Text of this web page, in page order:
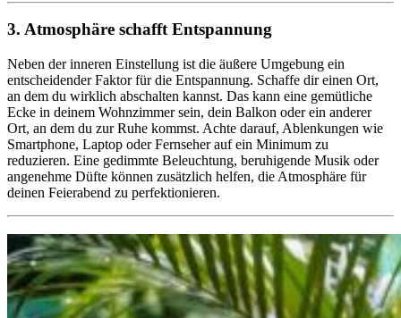
3. Atmosphäre schafft Entspannung
Neben der inneren Einstellung ist die äußere Umgebung ein
entscheidender Faktor für die Entspannung. Schaffe dir einen Ort,
an dem du wirklich abschalten kannst. Das kann eine gemütliche
Ecke in deinem Wohnzimmer sein, dein Balkon oder ein anderer
Ort, an dem du zur Ruhe kommst. Achte darauf, Ablenkungen wie
Smartphone, Laptop oder Fernseher auf ein Minimum zu
reduzieren. Eine gedimmte Beleuchtung, beruhigende Musik oder
angenehme Düfte können zusätzlich helfen, die Atmosphäre für
deinen Feierabend zu perfektionieren.